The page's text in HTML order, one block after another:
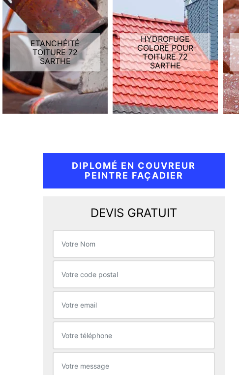
ETANCHÉITÉ
TOITURE 72
SARTHE
HYDROFUGE
COLORÉ POUR
TOITURE 72
SARTHE
DIPLOMÉ EN COUVREUR
PEINTRE FAÇADIER
DEVIS GRATUIT